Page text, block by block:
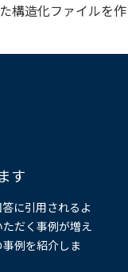
構造化ファイルを作
す
に引用されるよ
だく事例が増え
例を紹介しま